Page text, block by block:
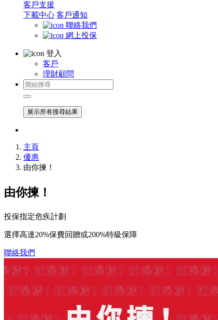
客戶支援
下載中心 客戶通知
聯絡我們
網上投保
登入
客戶
理財顧問
展示所有搜尋結果
主頁
優惠
由你揀！
由你揀！
投保指定危疾計劃
選擇高達20%保費回贈或200%特級保障
聯絡我們